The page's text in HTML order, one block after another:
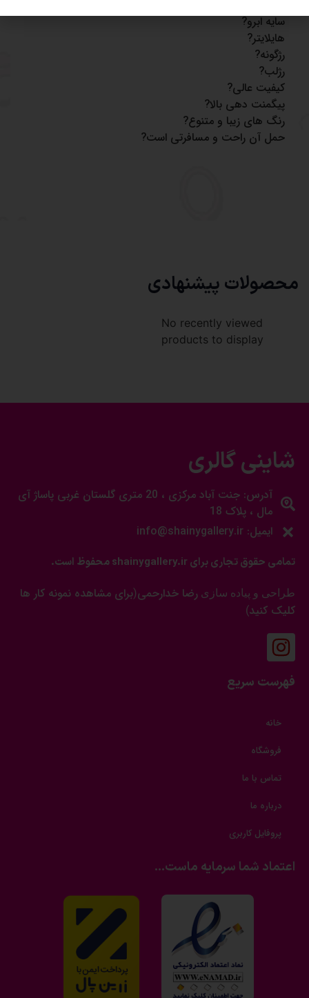
سایه ابرو?
هایلایتر?
رژگونه?
رژلب?
کیفیت عالی?
پیگمنت دهی بالا?
رنگ های زیبا و متنوع?
حمل آن راحت و مسافرتی است?
محصولات پیشنهادی
No recently viewed
products to display
شاینی گالری
آدرس: جنت آباد مرکزی ، 20 متری گلستان غربی پاساژ آی
مال ، پلاک 18
ایمیل: info@shainygallery.ir
تمامی حقوق تجاری برای shainygallery.ir محفوظ است.
طراحی و پیاده سازی رضا خدارحمی(برای مشاهده نمونه کار ها
کلیک کنید)
فهرست سریع
خانه
فروشگاه
تماس با ما
درباره ما
پروفایل کاربری
اعتماد شما سرمایه ماست...